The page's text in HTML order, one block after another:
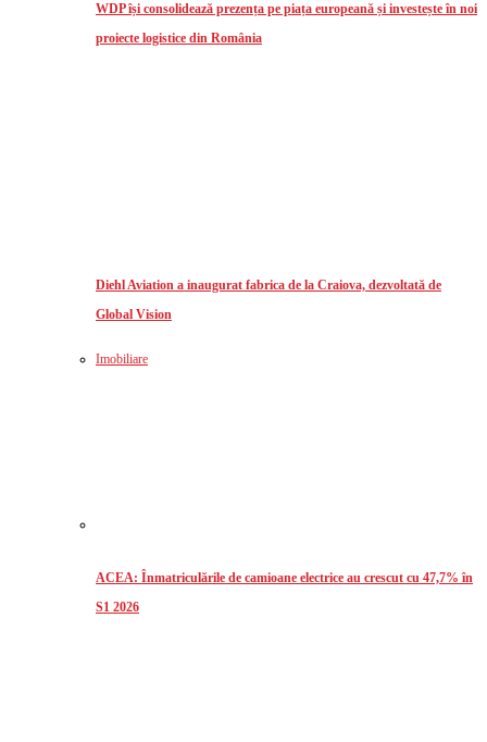
WDP își consolidează prezența pe piața europeană și investește în noi
proiecte logistice din România
Diehl Aviation a inaugurat fabrica de la Craiova, dezvoltată de
Global Vision
Imobiliare
ACEA: Înmatriculările de camioane electrice au crescut cu 47,7% în
S1 2026